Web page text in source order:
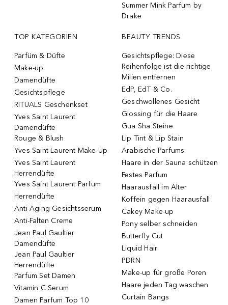
Summer Mink Parfum by
Drake
TOP KATEGORIEN
Parfüm & Düfte
Make-up
Damendüfte
Gesichtspflege
RITUALS Geschenkset
Yves Saint Laurent
Damendüfte
Rouge & Blush
Yves Saint Laurent Make-Up
Yves Saint Laurent
Herrendüfte
Yves Saint Laurent Parfum
Herrendüfte
Anti-Aging Gesichtsserum
Anti-Falten Creme
Jean Paul Gaultier
Damendüfte
Jean Paul Gaultier
Herrendüfte
Parfum Set Damen
Vitamin C Serum
Damen Parfum Top 10
BEAUTY TRENDS
Gesichtspflege: Diese
Reihenfolge ist die richtige
Milien entfernen
EdP, EdT & Co.
Geschwollenes Gesicht
Glossing für die Haare
Gua Sha Steine
Lip Tint & Lip Stain
Arabische Parfums
Haare in der Sauna schützen
Festes Parfum
Haarausfall im Alter
Koffein gegen Haarausfall
Cakey Make-up
Pony selber schneiden
Butterfly Cut
Liquid Hair
PDRN
Make-up für große Poren
Haare jeden Tag waschen
Curtain Bangs